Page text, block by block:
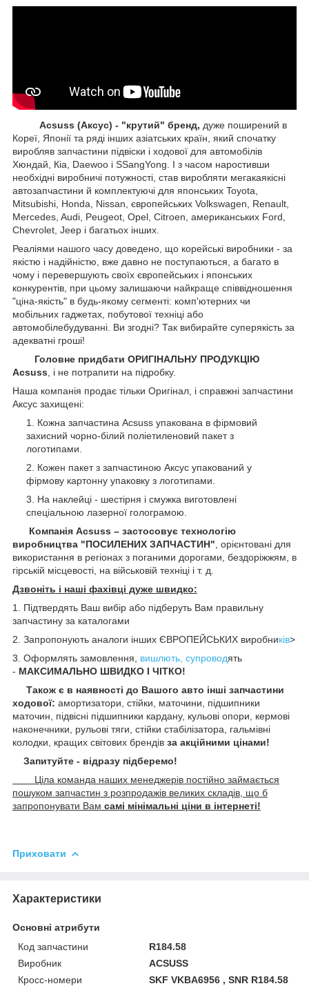
Acsuss (Аксус) - "крутий" бренд, дуже поширений в
Кореї, Японії та ряді інших азіатських країн, який спочатку
виробляв запчастини підвіски і ходової для автомобілів
Хюндай, Кіа, Daewoo і SSangYong. І з часом наростивши
необхідні виробничі потужності, став виробляти мегакаякісні
автозапчастини й комплектуючі для японських Toyota,
Mitsubishi, Honda, Nissan, європейських Volkswagen, Renault,
Mercedes, Audi, Peugeot, Opel, Citroen, американських Ford,
Chevrolet, Jeep і багатьох інших.
Реаліями нашого часу доведено, що корейські виробники - за
якістю і надійністю, вже давно не поступаються, а багато в
чому і перевершують своїх європейських і японських
конкурентів, при цьому залишаючи найкраще співвідношення
"ціна-якість" в будь-якому сегменті: комп'ютерних чи
мобільних гаджетах, побутової техніці або
автомобілебудуванні. Ви згодні? Так вибирайте суперякість за
адекватні гроші!
Головне придбати ОРИГІНАЛЬНУ ПРОДУКЦІЮ
Acsuss , і не потрапити на підробку.
Наша компанія продає тільки Оригінал, і справжні запчастини
Аксус захищені:
Кожна запчастина Acsuss упакована в фірмовий
захисний чорно-білий поліетиленовий пакет з
логотипами.
Кожен пакет з запчастиною Аксус упакований у
фірмову картонну упаковку з логотипами.
На наклейці - шестірня і смужка виготовлені
спеціальною лазерної голограмою.
Компанія Acsuss – застосовує технологію
виробництва "ПОСИЛЕНИХ ЗАПЧАСТИН" , орієнтовані для
використання в регіонах з поганими дорогами, бездоріжжям, в
гірській місцевості, на військовій техніці і т. д.
Дзвоніть і наші фахівці дуже швидко:
1. Підтвердять Ваш вибір або підберуть Вам правильну
запчастину за каталогами
2. Запропонують аналоги інших ЄВРОПЕЙСЬКИХ виробників>
3. Оформлять замовлення, вишлють, супроводять
- МАКСИМАЛЬНО ШВИДКО І ЧІТКО!
Також є в наявності до Вашого авто інші запчастини
ходової: амортизатори, стійки, маточини, підшипники
маточин, підвісні підшипники кардану, кульові опори, кермові
наконечники, рульові тяги, стійки стабілізатора, гальмівні
колодки, кращих світових брендів за акційними цінами!
Запитуйте - відразу підберемо!
Ціла команда наших менеджерів постійно займається
пошуком запчастин з розпродажів великих складів, що б
запропонувати Вам самі мінімальні ціни в інтернеті!
Приховати
Характеристики
Основні атрибути
Код запчастини
R184.58
Виробник
ACSUSS
Кросс-номери
SKF VKBA6956 , SNR R184.58